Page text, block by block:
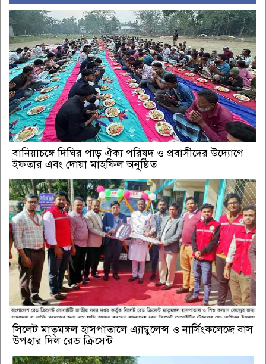
বানিয়াচঙ্গে দিঘির পাড় ঐক্য পরিষদ ও প্রবাসীদের উদ্যোগে
ইফতার এবং দোয়া মাহফিল অনুষ্ঠিত
সিলেট মাতৃমঙ্গল হাসপাতালে এ্যাম্বুলেন্স ও নার্সিংকলেজে বাস
উপহার দিল রেড ক্রিসেন্ট